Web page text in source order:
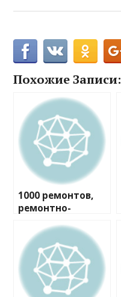
Похожие Записи:
1000 ремонтов,
ремонтно-
компания